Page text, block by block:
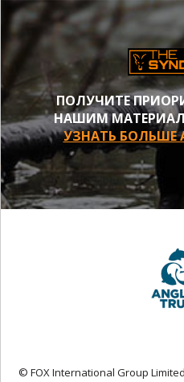
ПОЛУЧИТЕ
НАШИМ
УЗНАТЬ БОЛЬШЕ
© FOX International Group